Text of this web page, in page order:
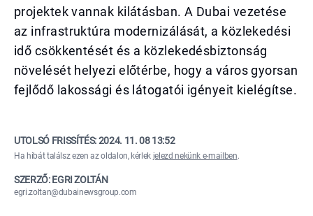
projektek vannak kilátásban. A Dubai vezetése
az infrastruktúra modernizálását, a közlekedési
idő csökkentését és a közlekedésbiztonság
növelését helyezi előtérbe, hogy a város gyorsan
fejlődő lakossági és látogatói igényeit kielégítse.
UTOLSÓ FRISSÍTÉS:2024. 11. 08 13:52
Ha hibát találsz ezen az oldalon, kérlek jelezd nekünk e-mailben.
SZERZŐ: EGRI ZOLTÁN
egri.zoltan@dubainewsgroup.com